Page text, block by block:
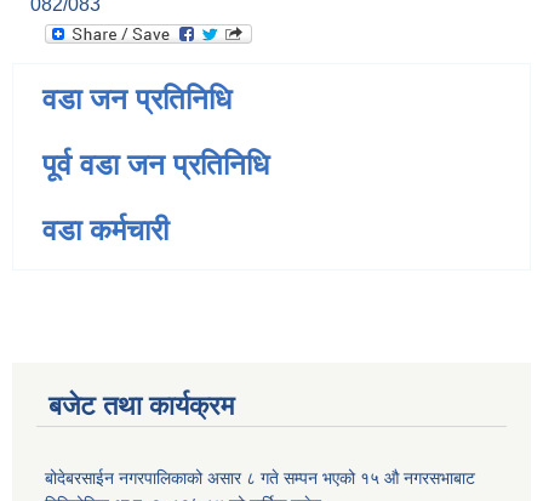
082/083
वडा जन प्रतिनिधि
पूर्व वडा जन प्रतिनिधि
वडा कर्मचारी
बजेट तथा कार्यक्रम
बोदेबरसाईन नगरपालिकाको असार ८ गते सम्पन भएको १५ ‍‍‍औ नगरसभाबाट